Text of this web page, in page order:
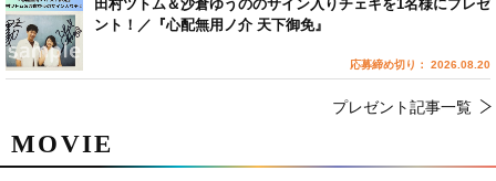
MOVIE
田村ツトム＆沙倉ゆうののサイン入りチェキを1名様にプレゼ
ント！／『心配無用ノ介 天下御免』
応募締め切り： 2026.08.20
プレゼント記事一覧